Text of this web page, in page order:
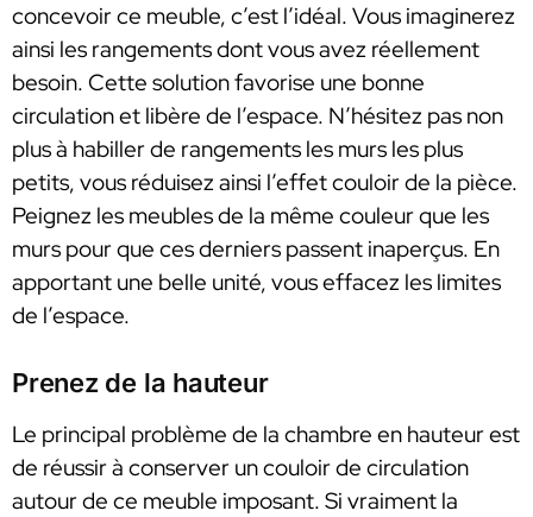
concevoir ce meuble, c’est l’idéal. Vous imaginerez
ainsi les rangements dont vous avez réellement
besoin. Cette solution favorise une bonne
circulation et libère de l’espace. N’hésitez pas non
plus à habiller de rangements les murs les plus
petits, vous réduisez ainsi l’effet couloir de la pièce.
Peignez les meubles de la même couleur que les
murs pour que ces derniers passent inaperçus. En
apportant une belle unité, vous effacez les limites
de l’espace.
Prenez de la hauteur
Le principal problème de la chambre en hauteur est
de réussir à conserver un couloir de circulation
autour de ce meuble imposant. Si vraiment la